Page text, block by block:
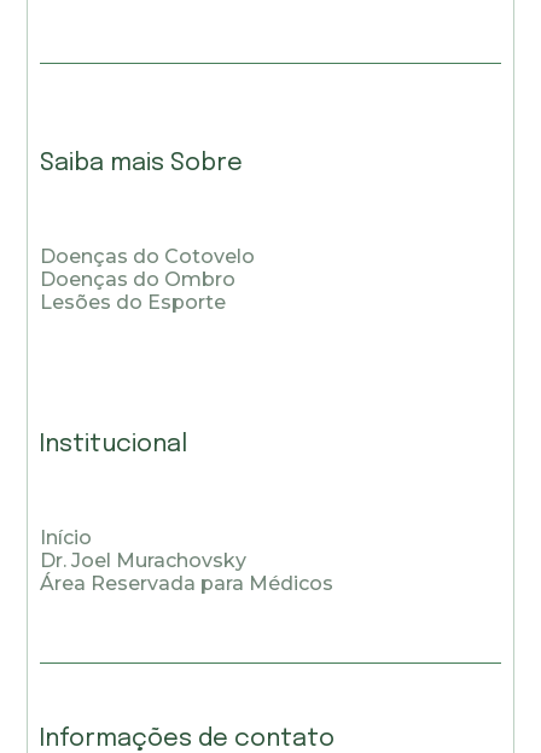
Saiba mais Sobre
Doenças do Cotovelo
Doenças do Ombro
Lesões do Esporte
Institucional
Início
Dr. Joel Murachovsky
Área Reservada para Médicos
Informações de contato